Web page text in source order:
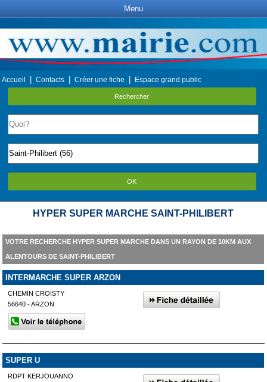
Menu
Accueil Contacts Créer une fiche Espace grand public
Rechercher
OK
HYPER SUPER MARCHE SAINT-PHILIBERT
VOTRE RECHERCHE HYPER SUPER MARCHE DANS UN RAYON DE 10KM AUX
ALENTOURS DE SAINT-PHILIBERT
INTERMARCHE SUPER ARZON
CHEMIN CROISTY
56640 - ARZON
SUPER U
RDPT KERJOUANNO